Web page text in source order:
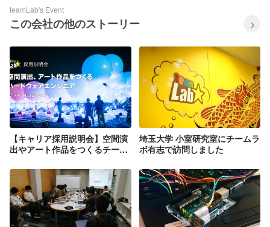
teamLab's Event
この会社の他のストーリー
【キャリア採用説明会】空間演
出やアート作品をつくるチーム
埼玉大学 小室研究室にチームラ
ボ有志で訪問しました